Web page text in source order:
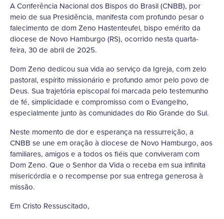
A Conferência Nacional dos Bispos do Brasil (CNBB), por
meio de sua Presidência, manifesta com profundo pesar o
falecimento de dom Zeno Hastenteufel, bispo emérito da
diocese de Novo Hamburgo (RS), ocorrido nesta quarta-
feira, 30 de abril de 2025.
Dom Zeno dedicou sua vida ao serviço da Igreja, com zelo
pastoral, espírito missionário e profundo amor pelo povo de
Deus. Sua trajetória episcopal foi marcada pelo testemunho
de fé, simplicidade e compromisso com o Evangelho,
especialmente junto às comunidades do Rio Grande do Sul.
Neste momento de dor e esperança na ressurreição, a
CNBB se une em oração à diocese de Novo Hamburgo, aos
familiares, amigos e a todos os fiéis que conviveram com
Dom Zeno. Que o Senhor da Vida o receba em sua infinita
misericórdia e o recompense por sua entrega generosa à
missão.
Em Cristo Ressuscitado,